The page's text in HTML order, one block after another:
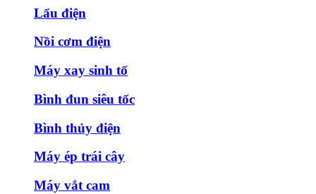
Lẩu điện
Nồi cơm điện
Máy xay sinh tố
Bình đun siêu tốc
Bình thủy điện
Máy ép trái cây
Máy vắt cam